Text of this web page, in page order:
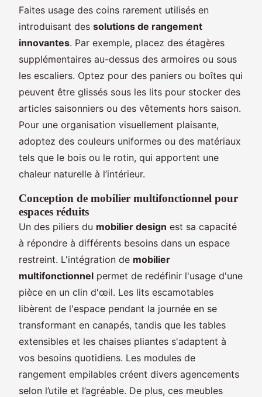
Faites usage des coins rarement utilisés en
introduisant des solutions de rangement
innovantes. Par exemple, placez des étagères
supplémentaires au-dessus des armoires ou sous
les escaliers. Optez pour des paniers ou boîtes qui
peuvent être glissés sous les lits pour stocker des
articles saisonniers ou des vêtements hors saison.
Pour une organisation visuellement plaisante,
adoptez des couleurs uniformes ou des matériaux
tels que le bois ou le rotin, qui apportent une
chaleur naturelle à l’intérieur.
Conception de mobilier multifonctionnel pour
espaces réduits
Un des piliers du mobilier design est sa capacité
à répondre à différents besoins dans un espace
restreint. L'intégration de mobilier
multifonctionnel permet de redéfinir l'usage d'une
pièce en un clin d'œil. Les lits escamotables
libèrent de l'espace pendant la journée en se
transformant en canapés, tandis que les tables
extensibles et les chaises pliantes s'adaptent à
vos besoins quotidiens. Les modules de
rangement empilables créent divers agencements
selon l’utile et l’agréable. De plus, ces meubles